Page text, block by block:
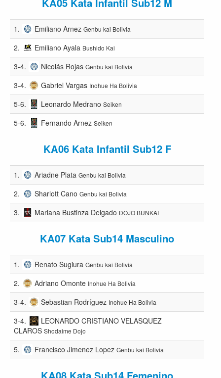
1. Emiliano Arnez Genbu kai Bolivia
2. Emiliano Ayala Bushido Kai
3-4. Nicolás Rojas Genbu kai Bolivia
3-4. Gabriel Vargas Inohue Ha Bolivia
5-6. Leonardo Medrano Seiken
5-6. Fernando Arnez Seiken
KA06 Kata Infantil Sub12 F
1. Ariadne Plata Genbu kai Bolivia
2. Sharlott Cano Genbu kai Bolivia
3. Mariana Bustinza Delgado DOJO BUNKAI
KA07 Kata Sub14 Masculino
1. Renato Sugiura Genbu kai Bolivia
2. Adriano Omonte Inohue Ha Bolivia
3-4. Sebastian Rodríguez Inohue Ha Bolivia
3-4.
LEONARDO CRISTIANO VELASQUEZ
CLAROS Shodaime Dojo
5. Francisco Jimenez Lopez Genbu kai Bolivia
KA08 Kata Sub14 Femenino